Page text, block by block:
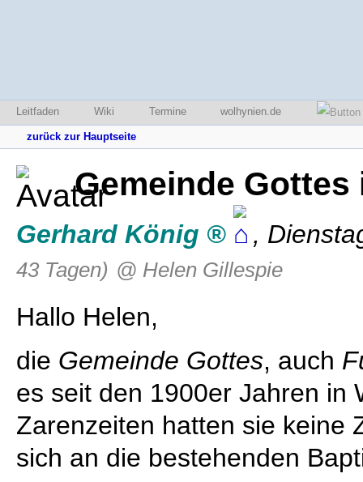
Leitfaden Wiki Termine wolhynien.de
zurück zur Hauptseite
Gemeinde
Gerhard König ,
43 Tagen) @ Helen Gillespie
Hallo Helen,
die Gemeinde Gottes, auch
es seit den 1900er Jahren in
Zarenzeiten hatten sie keine
sich an die bestehenden